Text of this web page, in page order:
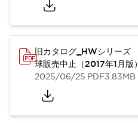
旧カタログ_HWシリー
球販売中止（2017年1月版）
2025/06/25.PDF3.83MB